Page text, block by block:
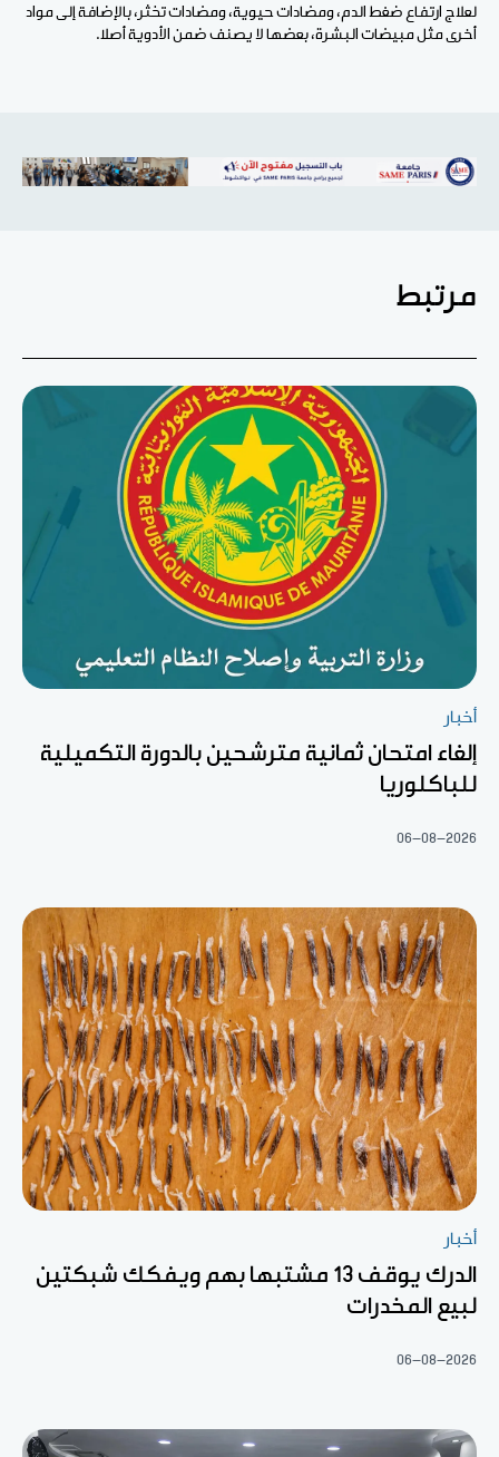
لعلاج ارتفاع ضغط الدم، ومضادات حيوية، ومضادات تخثر، بالإضافة إلى مواد
أخرى مثل مبيضات البشرة، بعضها لا يصنف ضمن الأدوية أصلا.
مرتبط
أخبار
إلغاء امتحان ثمانية مترشحين بالدورة التكميلية
للباكلوريا
06-08-2026
أخبار
الدرك يوقف 13 مشتبها بهم ويفكك شبكتين
لبيع المخدرات
06-08-2026